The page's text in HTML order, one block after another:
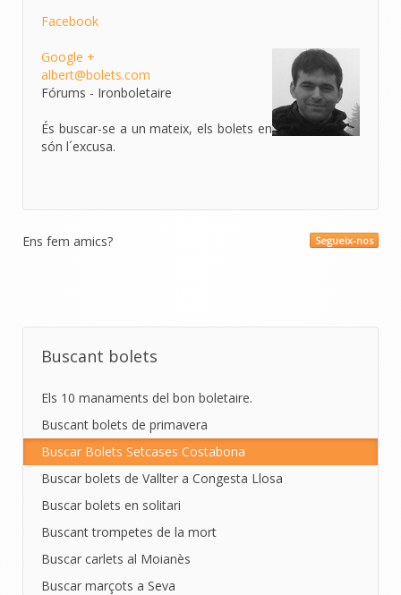
Facebook
Google +
albert@bolets.com
Fórums - Ironboletaire
És buscar-se a un mateix, els bolets en
són l´excusa.
Segueix-nos
Ens fem amics?
Buscant bolets
Els 10 manaments del bon boletaire.
Buscant bolets de primavera
Buscar Bolets Setcases Costabona
Buscar bolets de Vallter a Congesta Llosa
Buscar bolets en solitari
Buscant trompetes de la mort
Buscar carlets al Moianès
Buscar marçots a Seva